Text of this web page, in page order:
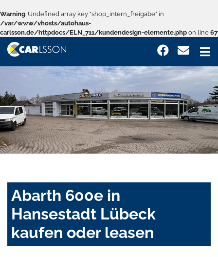
Warning: Undefined array key "shop_intern_freigabe" in
/var/www/vhosts/autohaus-
carlsson.de/httpdocs/ELN_711/kundendesign-elemente.php on line 67
Abarth 600e in
Hansestadt Lübeck
kaufen oder leasen